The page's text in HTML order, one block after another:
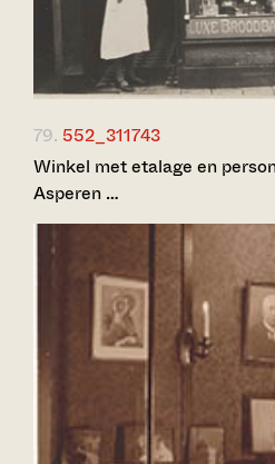
79. 552_311743
Winkel met etalage en
Asperen …